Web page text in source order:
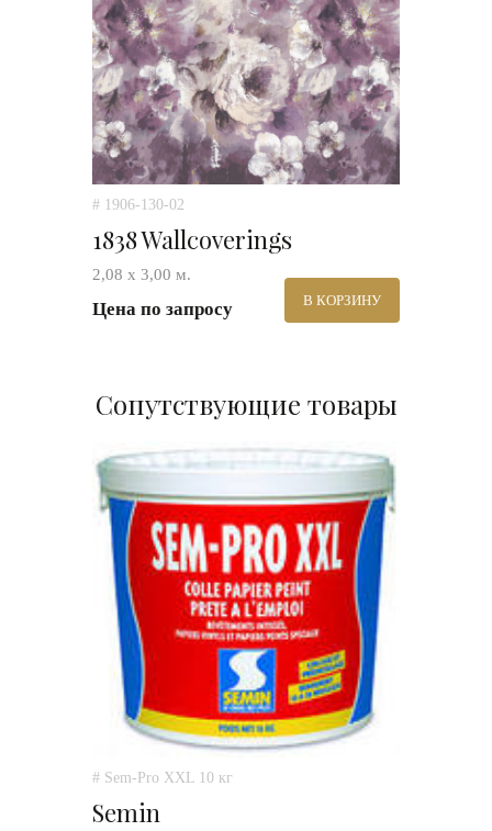
# 1906-130-02
1838 Wallcoverings
2,08 х 3,00 м.
Цена по запросу В КОРЗИНУ
Сопутствующие товары
# Sem-Pro XXL 10 кг
Semin